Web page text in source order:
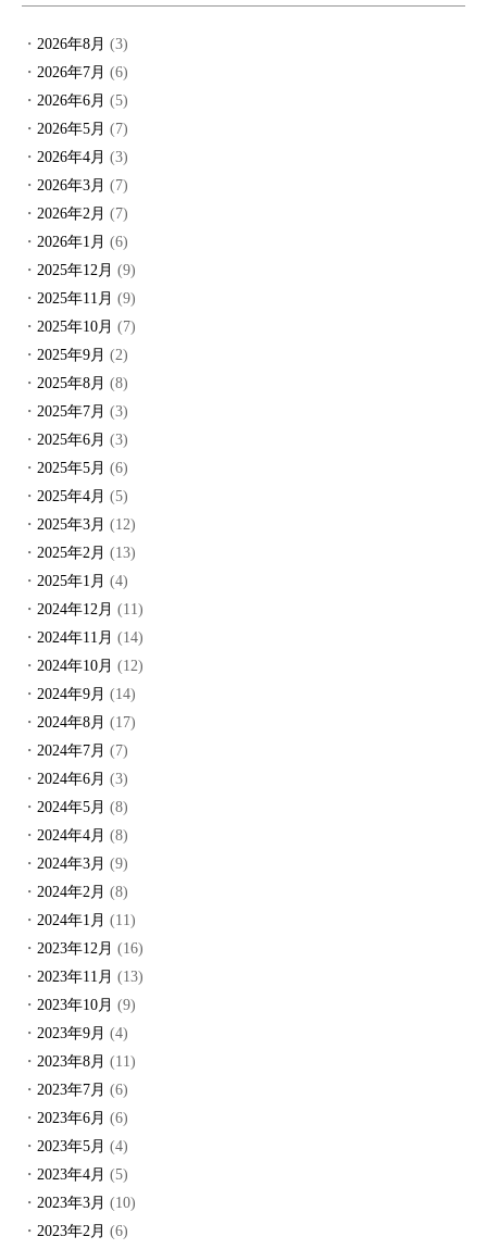
2026年8月 (3)
2026年7月 (6)
2026年6月 (5)
2026年5月 (7)
2026年4月 (3)
2026年3月 (7)
2026年2月 (7)
2026年1月 (6)
2025年12月 (9)
2025年11月 (9)
2025年10月 (7)
2025年9月 (2)
2025年8月 (8)
2025年7月 (3)
2025年6月 (3)
2025年5月 (6)
2025年4月 (5)
2025年3月 (12)
2025年2月 (13)
2025年1月 (4)
2024年12月 (11)
2024年11月 (14)
2024年10月 (12)
2024年9月 (14)
2024年8月 (17)
2024年7月 (7)
2024年6月 (3)
2024年5月 (8)
2024年4月 (8)
2024年3月 (9)
2024年2月 (8)
2024年1月 (11)
2023年12月 (16)
2023年11月 (13)
2023年10月 (9)
2023年9月 (4)
2023年8月 (11)
2023年7月 (6)
2023年6月 (6)
2023年5月 (4)
2023年4月 (5)
2023年3月 (10)
2023年2月 (6)